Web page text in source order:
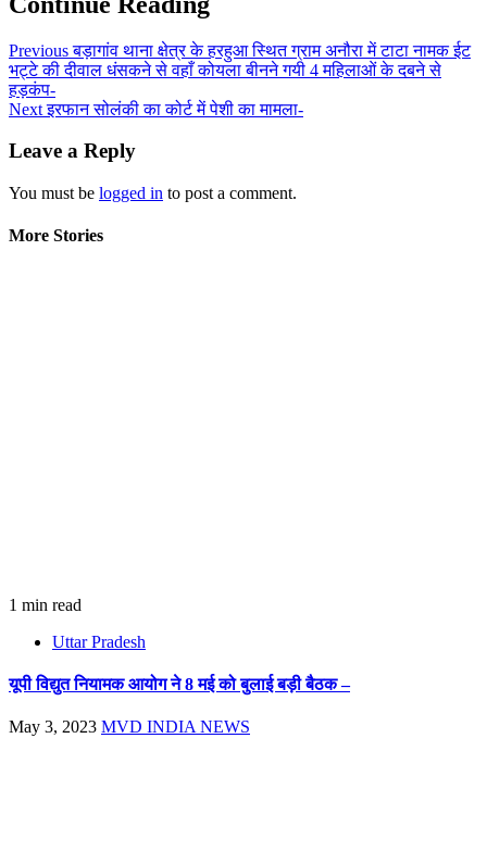
Previousबड़ागांव थाना क्षेत्र के हरहुआ स्थित ग्राम अनौरा में टाटा नामक ईट
भट्टे की दीवाल धंसकने से वहाँ कोयला बीनने गयी 4 महिलाओं के दबने से
हड़कंप-
Nextइरफान सोलंकी का कोर्ट में पेशी का मामला-
Leave a Reply
You must be logged in to post a comment.
More Stories
1 min read
Uttar Pradesh
यूपी विद्युत नियामक आयोग ने 8 मई को बुलाई बड़ी बैठक –
May 3, 2023 MVD INDIA NEWS